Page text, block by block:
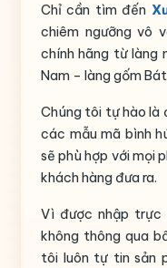
Chỉ cần tìm đến
chiêm ngưỡng vô
chính hãng từ làng
Nam – làng gốm
Chúng tôi tự hào là
các mẫu mã bình
sẽ phù hợp với mọi
khách hàng đưa ra.
Vì được nhập trực
không thông qua
tôi luôn tự tin sản